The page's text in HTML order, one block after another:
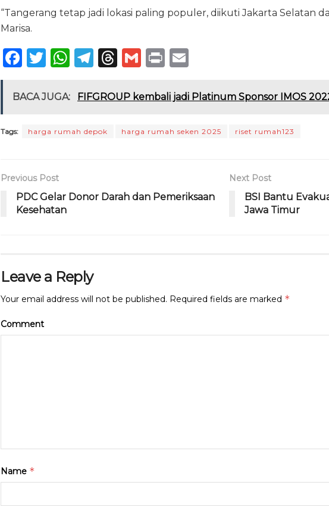
“Tangerang tetap jadi lokasi paling populer, diikuti Jakarta Selatan
Marisa.
F
c
b
o
k
T
it
r
W
a
A
T
e
ra
T
re
d
G
ai
P
n ai
BACA JUGA: FIFGROUP kembali jadi Platinum Sponsor IMOS
Tags: harga rumah depok harga rumah seken 2025 riset rumah123
Previous Post
PDC Gelar Donor Darah dan Pemeriksaan
Kesehatan
Next Post
BSI Bantu
Jawa Timur
Leave a Reply
Your email address will not be published. Required fields are marked *
Comment
Name *